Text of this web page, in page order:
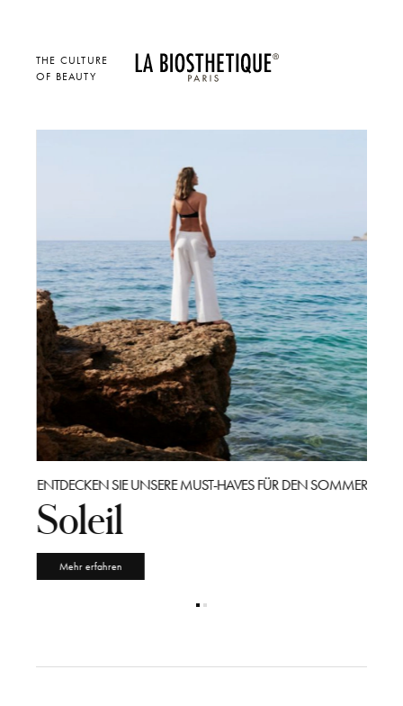
THE CULTURE
OF BEAUTY
ENTDECKEN SIE UNSERE MUST-HAVES FÜR DEN SOMMER
Soleil
Mehr erfahren